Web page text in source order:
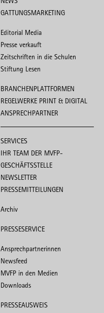
GATTUNGSMARKETING
Editorial Media
Presse verkauft
Zeitschriften in die Schulen
Stiftung Lesen
BRANCHENPLATTFORMEN
REGELWERKE PRINT & DIGITAL
ANSPRECHPARTNER
SERVICES
IHR TEAM DER MVFP-
GESCHÄFTSSTELLE
NEWSLETTER
PRESSEMITTEILUNGEN
Archiv
PRESSESERVICE
Ansprechpartnerinnen
Newsfeed
MVFP in den Medien
Downloads
PRESSEAUSWEIS